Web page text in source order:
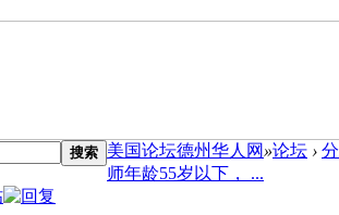
搜索 美国论坛德州华人网 »论坛 ›
师年龄55岁以下， ...